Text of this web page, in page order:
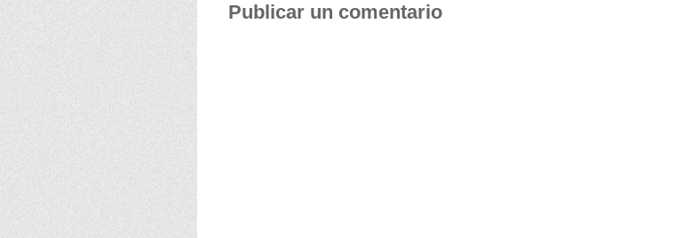
Publicar un comentario